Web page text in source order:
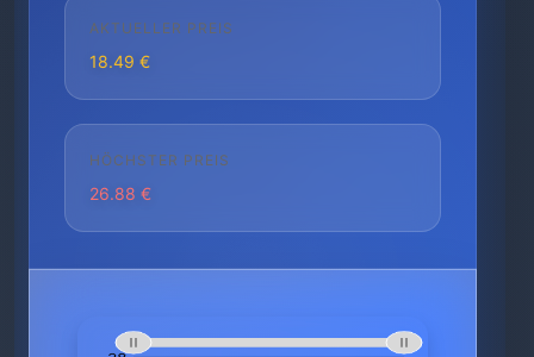
AKTUELLER PREIS
18.49 €
HÖCHSTER PREIS
26.88 €